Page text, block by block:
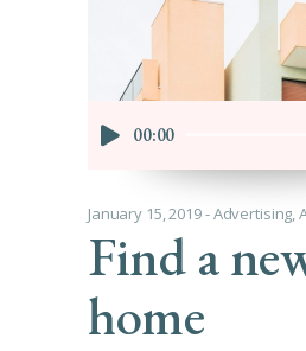
Player 00:00
January 15, 2019 Advertising,
Find a
home